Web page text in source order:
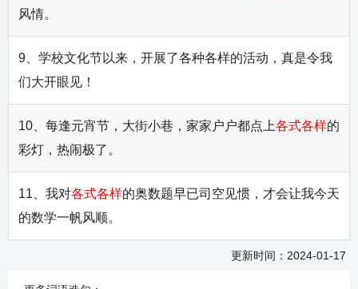
风情。
9、学校文化节以来，开展了各种各样的活动，真是令我
们大开眼见！
10、每逢元宵节，大街小巷，家家户户都点上各式各样的
彩灯，热闹极了。
11、我对各式各样的奥数题早已司空见惯，才会让我今天
的数学一帆风顺。
更新时间：2024-01-17